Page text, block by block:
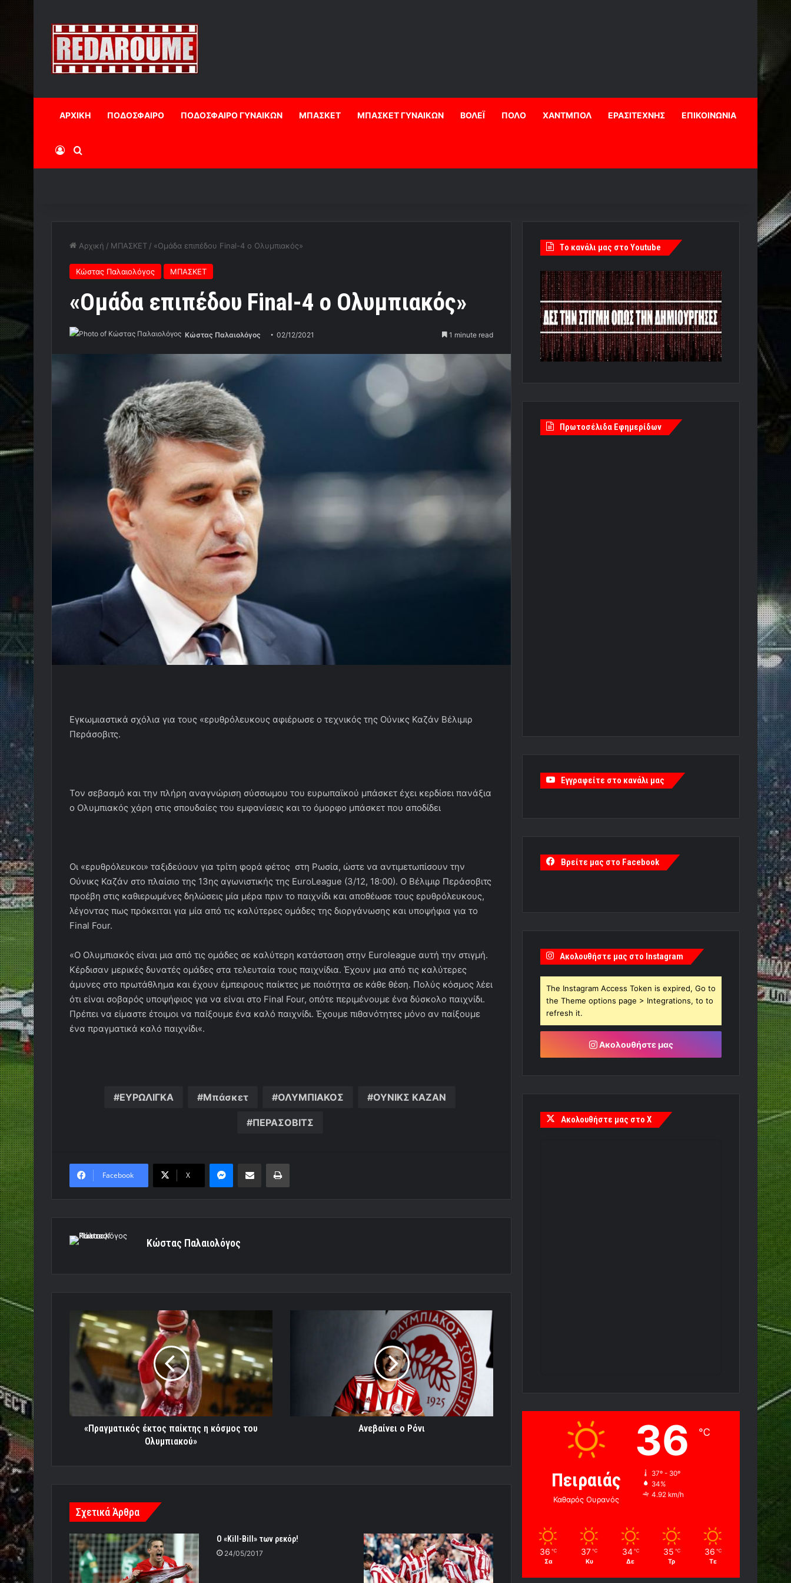
ΑΡΧΙΚΗ ΠΟΔΟΣΦΑΙΡΟ ΠΟΔΟΣΦΑΙΡΟ ΓΥΝΑΙΚΩΝ ΜΠΑΣΚΕΤ ΜΠΑΣΚΕΤ ΓΥΝΑΙΚΩΝ ΒΟΛΕΪ ΠΟΛΟ ΧΑΝΤΜΠΟΛ ΕΡΑΣΙΤΕΧΝΗΣ ΕΠΙΚΟΙΝΩΝΙΑ
Log InΑναζήτηση
Αρχική / ΜΠΑΣΚΕΤ / «Ομάδα επιπέδου Final-4 ο Ολυμπιακός»
Κώστας Παλαιολόγος ΜΠΑΣΚΕΤ
«Ομάδα επιπέδου Final-4 ο Ολυμπιακός»
Κώστας Παλαιολόγος 02/12/2021 1 minute read
Εγκωμιαστικά σχόλια για τους «ερυθρόλευκους αφιέρωσε ο τεχνικός της Ούνικς Καζάν Βέλιμιρ
Περάσοβιτς.
Τον σεβασμό και την πλήρη αναγνώριση σύσσωμου του ευρωπαϊκού μπάσκετ έχει κερδίσει πανάξια
ο Ολυμπιακός χάρη στις σπουδαίες του εμφανίσεις και το όμορφο μπάσκετ που αποδίδει
Οι «ερυθρόλευκοι» ταξιδεύουν για τρίτη φορά φέτος στη Ρωσία, ώστε να αντιμετωπίσουν την
Ούνικς Καζάν στο πλαίσιο της 13ης αγωνιστικής της EuroLeague (3/12, 18:00). Ο Βέλιμιρ Περάσοβιτς
προέβη στις καθιερωμένες δηλώσεις μία μέρα πριν το παιχνίδι και αποθέωσε τους ερυθρόλευκους,
λέγοντας πως πρόκειται για μία από τις καλύτερες ομάδες της διοργάνωσης και υποψήφια για το
Final Four.
«Ο Ολυμπιακός είναι μια από τις ομάδες σε καλύτερη κατάσταση στην Euroleague αυτή την στιγμή.
Κέρδισαν μερικές δυνατές ομάδες στα τελευταία τους παιχνίδια. Έχουν μια από τις καλύτερες
άμυνες στο πρωτάθλημα και έχουν έμπειρους παίκτες με ποιότητα σε κάθε θέση. Πολύς κόσμος λέει
ότι είναι σοβαρός υποψήφιος για να είναι στο Final Four, οπότε περιμένουμε ένα δύσκολο παιχνίδι.
Πρέπει να είμαστε έτοιμοι να παίξουμε ένα καλό παιχνίδι. Έχουμε πιθανότητες μόνο αν παίξουμε
ένα πραγματικά καλό παιχνίδι«.
ΕΥΡΩΛΙΓΚΑ Μπάσκετ ΟΛΥΜΠΙΑΚΟΣ ΟΥΝΙΚΣ ΚΑΖΑΝ
ΠΕΡΑΣΟΒΙΤΣ
Facebook X
MessengerΚοινοποίηση μέσω ηλεκτρονικού ταχυδρομείουΕκτύπωση
Κώστας Παλαιολόγος
«Πραγματικός
έκτος
παίκτης
κόσμος
Ολυμπιακού»
«Πραγματικός έκτος παίκτης η κόσμος του
Ολυμπιακού»
Ανεβαίνει ο Ρόνι
Σχετικά Άρθρα
Ο «Kill-Bill» των ρεκόρ!
24/05/2017
Tο κανάλι μας στο Youtube
Πρωτοσέλιδα Εφημερίδων
Εγγραφείτε στο κανάλι μας
Βρείτε μας στο Facebook
Ακολουθήστε μας στο Instagram
The Instagram Access Token is expired, Go to
the Theme options page > Integrations, to to
refresh it.
Ακολουθήστε μας
Ακολουθήστε μας στο X
Πειραιάς
Καθαρός Ουρανός
36 ℃
37º - 30º
34%
4.92 km/h
36 ℃
Σα
37 ℃
Κυ
34 ℃
Δε
35 ℃
Τρ
36 ℃
Τε